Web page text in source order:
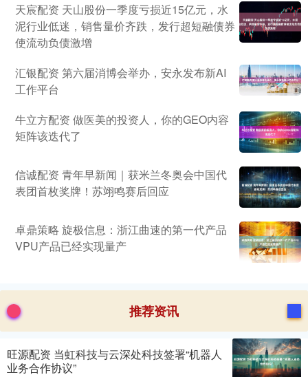
天宸配资 天山股份一季度亏损近15亿元，水
泥行业低迷，销售量价齐跌，发行超短融债券
使流动负债激增
汇银配资 第六届消博会举办，安永发布新AI
工作平台
牛立方配资 做医美的投资人，你的GEO内容
矩阵该迭代了
信诚配资 青年早新闻｜获米兰冬奥会中国代
表团首枚奖牌！苏翊鸣赛后回应
卓鼎策略 旋极信息：浙江曲速的第一代产品
VPU产品已经实现量产
推荐资讯
旺源配资 当虹科技与云深处科技签署“机器人
业务合作协议”